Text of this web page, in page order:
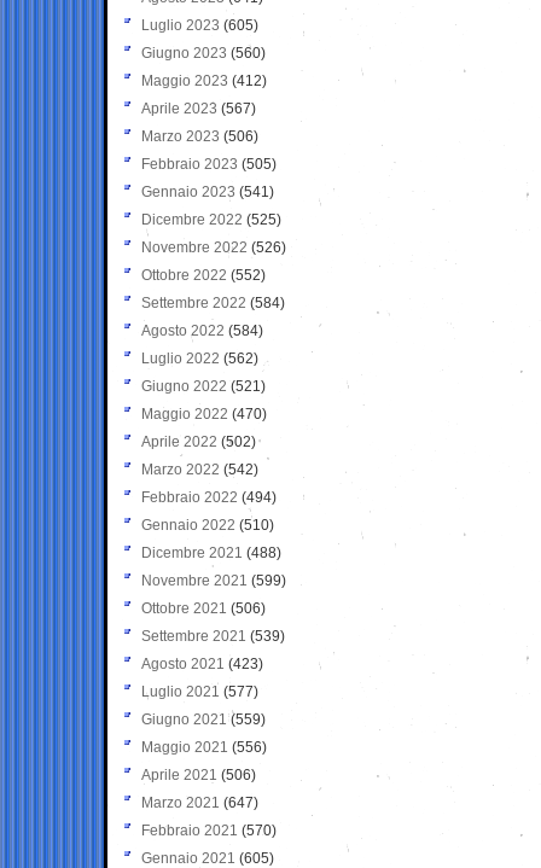
Luglio 2023 (605)
Giugno 2023 (560)
Maggio 2023 (412)
Aprile 2023 (567)
Marzo 2023 (506)
Febbraio 2023 (505)
Gennaio 2023 (541)
Dicembre 2022 (525)
Novembre 2022 (526)
Ottobre 2022 (552)
Settembre 2022 (584)
Agosto 2022 (584)
Luglio 2022 (562)
Giugno 2022 (521)
Maggio 2022 (470)
Aprile 2022 (502)
Marzo 2022 (542)
Febbraio 2022 (494)
Gennaio 2022 (510)
Dicembre 2021 (488)
Novembre 2021 (599)
Ottobre 2021 (506)
Settembre 2021 (539)
Agosto 2021 (423)
Luglio 2021 (577)
Giugno 2021(559)
Maggio 2021 (556)
Aprile 2021 (506)
Marzo 2021 (647)
Febbraio 2021 (570)
Gennaio 2021 (605)